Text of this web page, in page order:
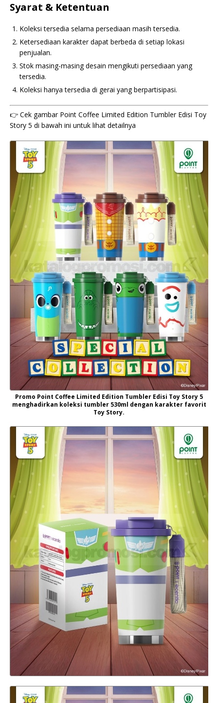
Syarat & Ketentuan
Koleksi tersedia selama persediaan masih tersedia.
Ketersediaan karakter dapat berbeda di setiap lokasi
penjualan.
Stok masing-masing desain mengikuti persediaan yang
tersedia.
Koleksi hanya tersedia di gerai yang berpartisipasi.
👉 Cek gambar Point Coffee Limited Edition Tumbler Edisi Toy
Story 5 di bawah ini untuk lihat detailnya
Promo Point Coffee Limited Edition Tumbler Edisi Toy Story 5
menghadirkan koleksi tumbler 530ml dengan karakter favorit
Toy Story.